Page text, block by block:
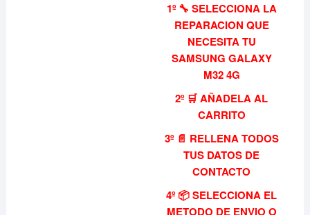
1º 🔧 SELECCIONA LA
REPARACION QUE
NECESITA TU
SAMSUNG GALAXY
M32 4G
2º 🛒 AÑADELA AL
CARRITO
3º 📄 RELLENA TODOS
TUS DATOS DE
CONTACTO
4º 📦 SELECCIONA EL
METODO DE ENVIO O